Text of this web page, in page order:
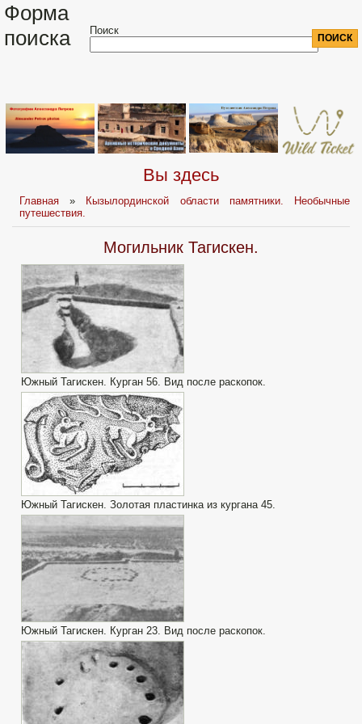
Форма
поиска
Поиск
Вы здесь
Главная »
Кызылординской области памятники. Необычные
путешествия.
Могильник Тагискен.
Южный Тагискен. Курган 56. Вид после раскопок.
Южный Тагискен. Золотая пластинка из кургана 45.
Южный Тагискен. Курган 23. Вид после раскопок.